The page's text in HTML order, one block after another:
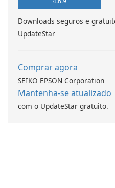
Downloads seguros e
UpdateStar
Comprar agora
SEIKO EPSON Corporation
Mantenha-se atualizado
com o UpdateStar gratuito.